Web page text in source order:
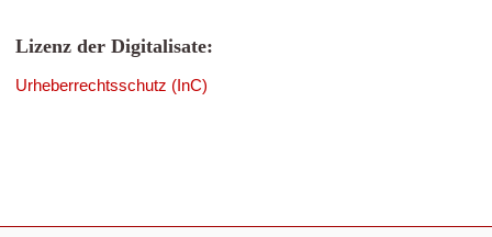
Lizenz der Digitalisate:
Urheberrechtsschutz (InC)